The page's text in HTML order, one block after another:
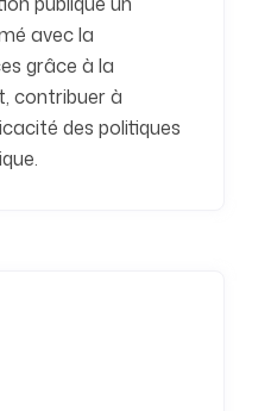
avec la
grâce à la
contribuer à
des politiques